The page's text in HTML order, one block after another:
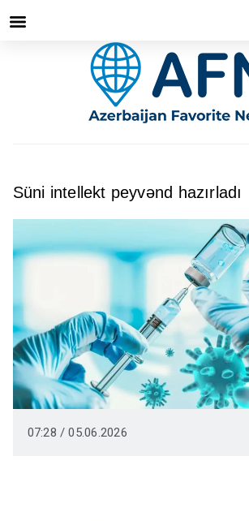
Süni intellekt peyvənd hazırladı
07:28 / 05.06.2026